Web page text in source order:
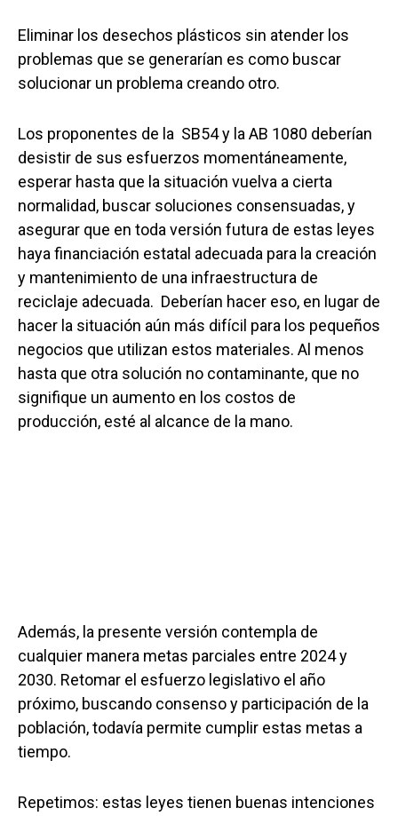
Eliminar los desechos plásticos sin atender los
problemas que se generarían es como buscar
solucionar un problema creando otro.
Los proponentes de la SB54 y la AB 1080 deberían
desistir de sus esfuerzos momentáneamente,
esperar hasta que la situación vuelva a cierta
normalidad, buscar soluciones consensuadas, y
asegurar que en toda versión futura de estas leyes
haya financiación estatal adecuada para la creación
y mantenimiento de una infraestructura de
reciclaje adecuada. Deberían hacer eso, en lugar de
hacer la situación aún más difícil para los pequeños
negocios que utilizan estos materiales. Al menos
hasta que otra solución no contaminante, que no
signifique un aumento en los costos de
producción, esté al alcance de la mano.
Además, la presente versión contempla de
cualquier manera metas parciales entre 2024 y
2030. Retomar el esfuerzo legislativo el año
próximo, buscando consenso y participación de la
población, todavía permite cumplir estas metas a
tiempo.
Repetimos: estas leyes tienen buenas intenciones